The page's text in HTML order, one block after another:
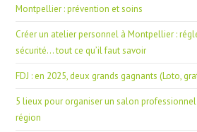
Montpellier : prévention et soins
Créer un atelier personnel à Montpellier :
sécurité… tout ce qu’il faut savoir
FDJ : en 2025, deux grands gagnants (Loto,
5 lieux pour organiser un salon
région